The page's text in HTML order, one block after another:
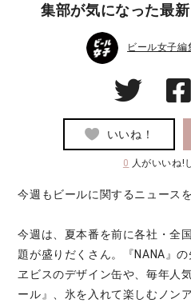
集部が気になった最
ビール女子編
いいね！
0 人がいいね!
今週もビールに関するニュース
今週は、夏本番を前に各社・全
題が盛りだくさん。『NANA』
ヱビスのデザイン缶や、毎年人
ール』、氷を入れて楽しむノン